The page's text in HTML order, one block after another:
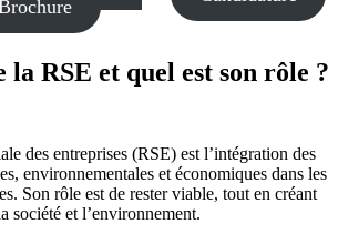
la RSE et quel est son rôle ?
des entreprises (RSE) est l’intégration des
environnementales et économiques dans les
Son rôle est de rester viable, tout en créant
société et l’environnement.